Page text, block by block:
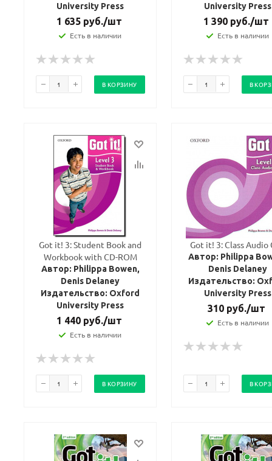
University Press
1 635руб./шт
Есть в наличии
В КОРЗИНУ
University Press
1 390 руб./шт
Есть в наличии
В
Got it! 3: Student Book and
Workbook with CD-ROM
Автор: Philippa Bowen,
Denis Delaney
Издательство: Oxford
University Press
1 440руб./шт
Есть в наличии
В КОРЗИНУ
Got it! 3: Class Audio
Автор: Philippa
Denis Delaney
Издательство:
University Press
310руб./шт
Есть в наличии
В